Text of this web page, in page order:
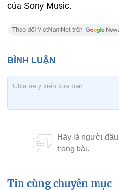
của Sony Music.
Tin cùng chuyên mục